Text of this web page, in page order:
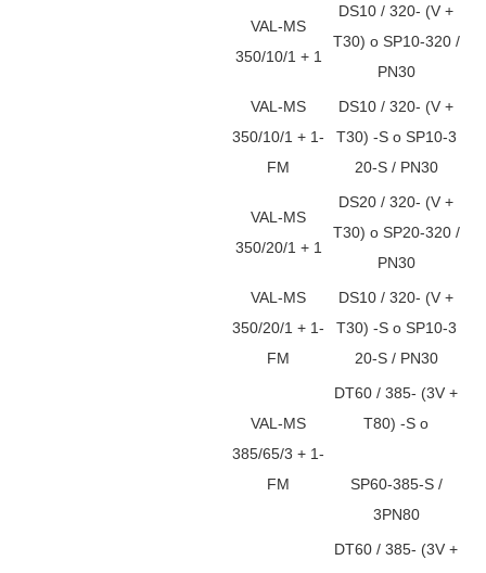
VAL-MS
350/10/1 + 1
DS10 / 320- (V +
T30) o SP10-320 /
PN30
VAL-MS
350/10/1 + 1-
FM
DS10 / 320- (V +
T30) -S o SP10-3
20-S / PN30
VAL-MS
350/20/1 + 1
DS20 / 320- (V +
T30) o SP20-320 /
PN30
VAL-MS
350/20/1 + 1-
FM
DS10 / 320- (V +
T30) -S o SP10-3
20-S / PN30
VAL-MS
385/65/3 + 1-
FM
DT60 / 385- (3V +
T80) -S o
SP60-385-S /
3PN80
DT60 / 385- (3V +